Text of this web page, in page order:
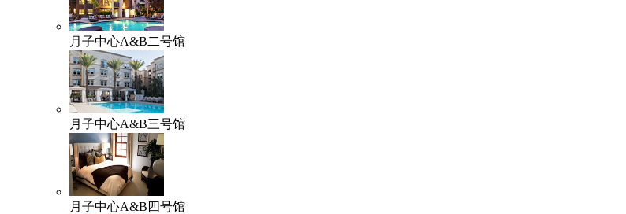
月子中心A&B二号馆
月子中心A&B三号馆
月子中心A&B四号馆